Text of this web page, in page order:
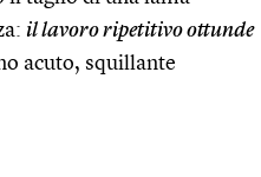
il lavoro ripetitivo ottunde
acuto, squillante